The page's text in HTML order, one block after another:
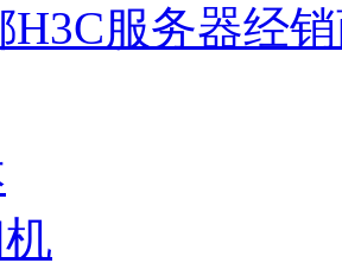
H3C服务器经